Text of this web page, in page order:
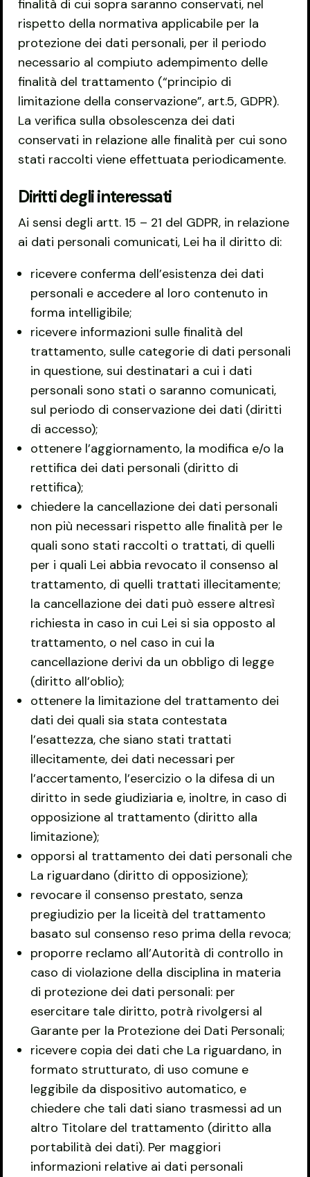
finalità di cui sopra saranno conservati, nel
rispetto della normativa applicabile per la
protezione dei dati personali, per il periodo
necessario al compiuto adempimento delle
finalità del trattamento (“principio di
limitazione della conservazione”, art.5, GDPR).
La verifica sulla obsolescenza dei dati
conservati in relazione alle finalità per cui sono
stati raccolti viene effettuata periodicamente.
Diritti degli interessati
Ai sensi degli artt. 15 – 21 del GDPR, in relazione
ai dati personali comunicati, Lei ha il diritto di:
ricevere conferma dell’esistenza dei dati
personali e accedere al loro contenuto in
forma intelligibile;
ricevere informazioni sulle finalità del
trattamento, sulle categorie di dati personali
in questione, sui destinatari a cui i dati
personali sono stati o saranno comunicati,
sul periodo di conservazione dei dati (diritti
di accesso);
ottenere l’aggiornamento, la modifica e/o la
rettifica dei dati personali (diritto di
rettifica);
chiedere la cancellazione dei dati personali
non più necessari rispetto alle finalità per le
quali sono stati raccolti o trattati, di quelli
per i quali Lei abbia revocato il consenso al
trattamento, di quelli trattati illecitamente;
la cancellazione dei dati può essere altresì
richiesta in caso in cui Lei si sia opposto al
trattamento, o nel caso in cui la
cancellazione derivi da un obbligo di legge
(diritto all’oblio);
ottenere la limitazione del trattamento dei
dati dei quali sia stata contestata
l’esattezza, che siano stati trattati
illecitamente, dei dati necessari per
l’accertamento, l’esercizio o la difesa di un
diritto in sede giudiziaria e, inoltre, in caso di
opposizione al trattamento (diritto alla
limitazione);
opporsi al trattamento dei dati personali che
La riguardano (diritto di opposizione);
revocare il consenso prestato, senza
pregiudizio per la liceità del trattamento
basato sul consenso reso prima della revoca;
proporre reclamo all’Autorità di controllo in
caso di violazione della disciplina in materia
di protezione dei dati personali: per
esercitare tale diritto, potrà rivolgersi al
Garante per la Protezione dei Dati Personali;
ricevere copia dei dati che La riguardano, in
formato strutturato, di uso comune e
leggibile da dispositivo automatico, e
chiedere che tali dati siano trasmessi ad un
altro Titolare del trattamento (diritto alla
portabilità dei dati). Per maggiori
informazioni relative ai dati personali